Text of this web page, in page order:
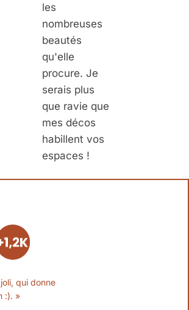
les
nombreuses
beautés
qu'elle
procure. Je
serais plus
que ravie que
mes décos
habillent vos
espaces !
qui donne
:). »